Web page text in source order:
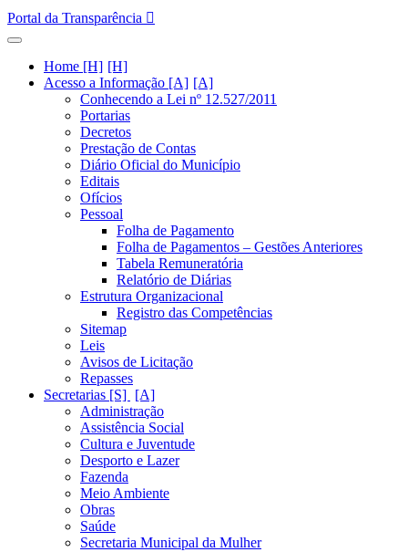
Portal da Transparência
Home [H]
Acesso a Informação [A]
Conhecendo a Lei nº 12.527/2011
Portarias
Decretos
Prestação de Contas
Diário Oficial do Município
Editais
Ofícios
Pessoal
Folha de Pagamento
Folha de Pagamentos – Gestões Anteriores
Tabela Remuneratória
Relatório de Diárias
Estrutura Organizacional
Registro das Competências
Sitemap
Leis
Avisos de Licitação
Repasses
Secretarias [S]
Administração
Assistência Social
Cultura e Juventude
Desporto e Lazer
Fazenda
Meio Ambiente
Obras
Saúde
Secretaria Municipal da Mulher